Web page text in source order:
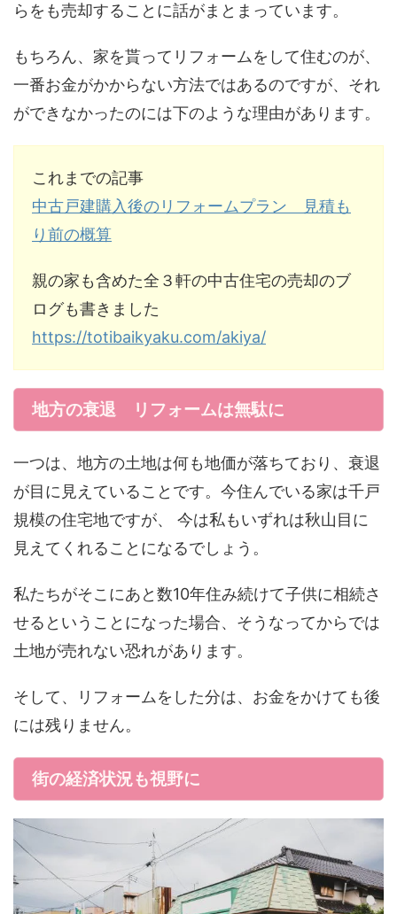
らをも売却することに話がまとまっています。
もちろん、家を貰ってリフォームをして住むのが、
一番お金がかからない方法ではあるのですが、それ
ができなかったのには下のような理由があります。
これまでの記事
中古戸建購入後のリフォームプラン 見積も
り前の概算
親の家も含めた全３軒の中古住宅の売却のブ
ログも書きました
https://totibaikyaku.com/akiya/
地方の衰退 リフォームは無駄に
一つは、地方の土地は何も地価が落ちており、衰退
が目に見えていることです。今住んでいる家は千戸
規模の住宅地ですが、 今は私もいずれは秋山目に
見えてくれることになるでしょう。
私たちがそこにあと数10年住み続けて子供に相続さ
せるということになった場合、そうなってからでは
土地が売れない恐れがあります。
そして、リフォームをした分は、お金をかけても後
には残りません。
街の経済状況も視野に